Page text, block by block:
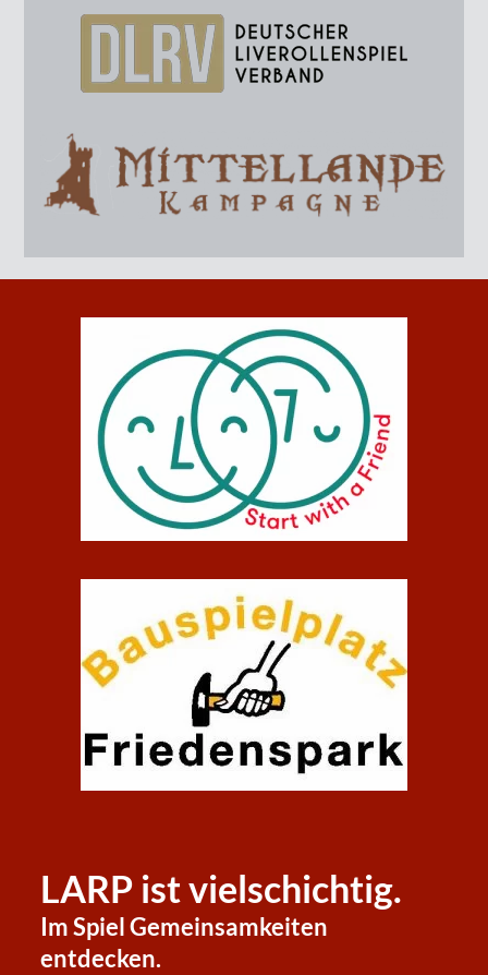
LARP ist vielschichtig.
Im Spiel Gemeinsamkeiten
entdecken.